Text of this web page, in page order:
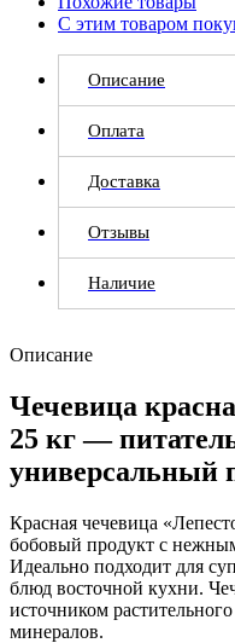
С этим товаром
Описание
Оплата
Доставка
Отзывы
Наличие
Описание
Чечевица
25 кг —
универсальный
Красная чечевица
бобовый продукт с
Идеально подходит для
блюд восточной кухни.
источником
минералов.